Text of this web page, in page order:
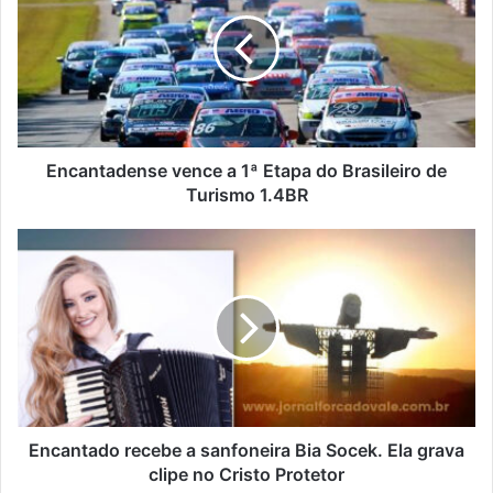
a
Brasileiro
de
Turismo
1.4BREncantadense vence a 1ª Etapa do Brasileiro de
Turismo 1.4BR
recebe
sanfoneira
Bia
Socek.
Ela
grava
clipe
noEncantado recebe a sanfoneira Bia Socek. Ela grava
clipe no Cristo Protetor